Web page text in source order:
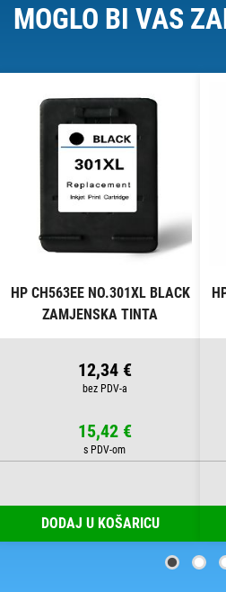
MOGLO BI VAS
HP CH563EE NO.301XL BLACK
ZAMJENSKA TINTA
12,34 €
15,42 €
DODAJ U KOŠARICU